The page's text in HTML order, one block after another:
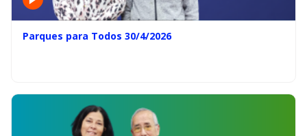
Parques para Todos 30/4/2026